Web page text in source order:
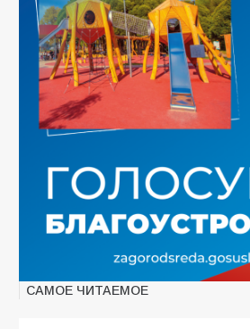
САМОЕ ЧИТАЕМОЕ